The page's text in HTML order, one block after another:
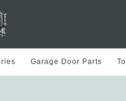
Garage Door Parts